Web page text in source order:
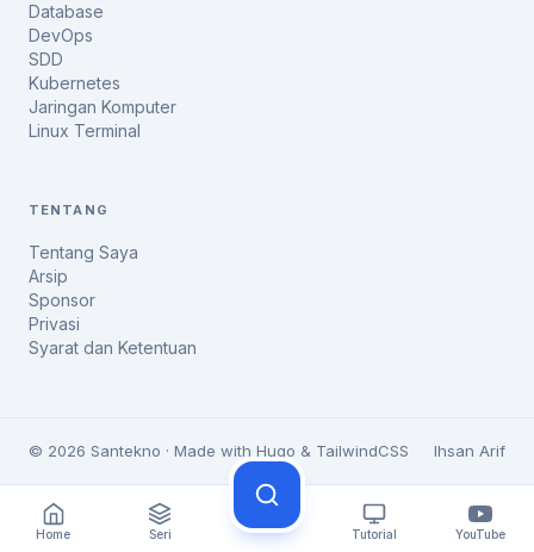
Database
DevOps
SDD
Kubernetes
Jaringan Komputer
Linux Terminal
TENTANG
Tentang Saya
Arsip
Sponsor
Privasi
Syarat dan Ketentuan
© 2026 Santekno · Made with Hugo & TailwindCSS Ihsan Arif
Home Seri Tutorial YouTube